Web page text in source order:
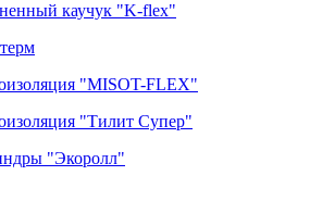
каучук "K-flex"
"MISOT-FLEX"
"Тилит Супер"
"Экоролл"